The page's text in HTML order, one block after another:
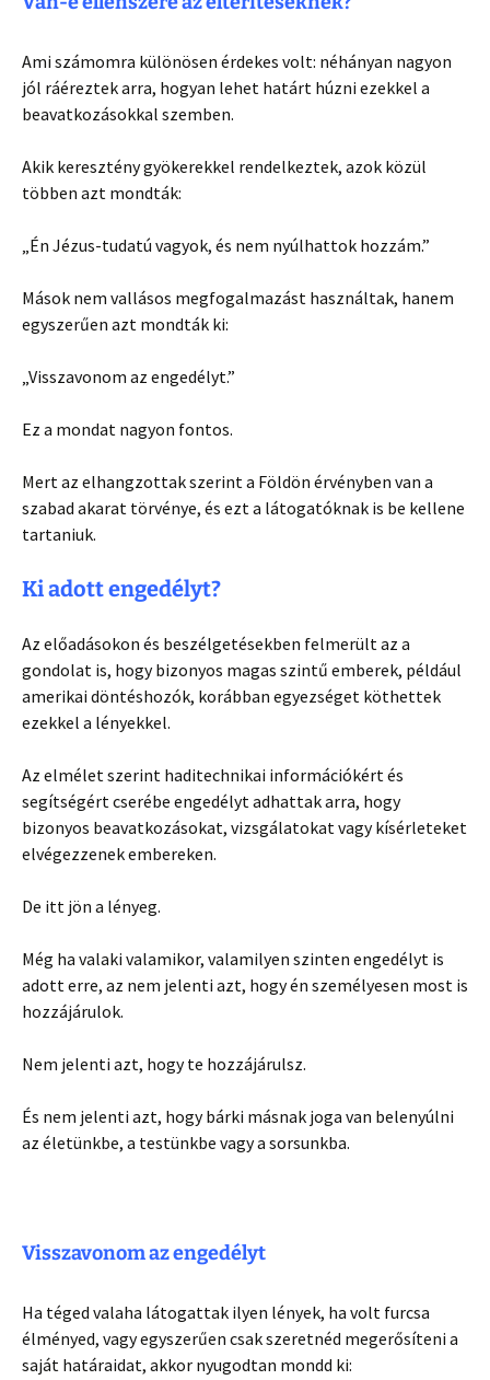
Ami számomra különösen érdekes volt: néhányan nagyon
jól ráéreztek arra, hogyan lehet határt húzni ezekkel a
beavatkozásokkal szemben.
Akik keresztény gyökerekkel rendelkeztek, azok közül
többen azt mondták:
„Én Jézus-tudatú vagyok, és nem nyúlhattok hozzám.”
Mások nem vallásos megfogalmazást használtak, hanem
egyszerűen azt mondták ki:
„Visszavonom az engedélyt.”
Ez a mondat nagyon fontos.
Mert az elhangzottak szerint a Földön érvényben van a
szabad akarat törvénye, és ezt a látogatóknak is be kellene
tartaniuk.
Ki adott engedélyt?
Az előadásokon és beszélgetésekben felmerült az a
gondolat is, hogy bizonyos magas szintű emberek, például
amerikai döntéshozók, korábban egyezséget köthettek
ezekkel a lényekkel.
Az elmélet szerint haditechnikai információkért és
segítségért cserébe engedélyt adhattak arra, hogy
bizonyos beavatkozásokat, vizsgálatokat vagy kísérleteket
elvégezzenek embereken.
De itt jön a lényeg.
Még ha valaki valamikor, valamilyen szinten engedélyt is
adott erre, az nem jelenti azt, hogy én személyesen most is
hozzájárulok.
Nem jelenti azt, hogy te hozzájárulsz.
És nem jelenti azt, hogy bárki másnak joga van belenyúlni
az életünkbe, a testünkbe vagy a sorsunkba.
Visszavonom az engedélyt
Ha téged valaha látogattak ilyen lények, ha volt furcsa
élményed, vagy egyszerűen csak szeretnéd megerősíteni a
saját határaidat, akkor nyugodtan mondd ki: